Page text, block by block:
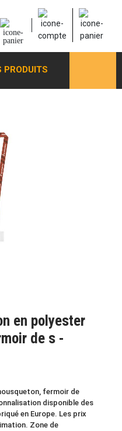
PRODUITS
en polyester
de s -
fermoir de
disponible des
en Europe. Les prix
Zone de